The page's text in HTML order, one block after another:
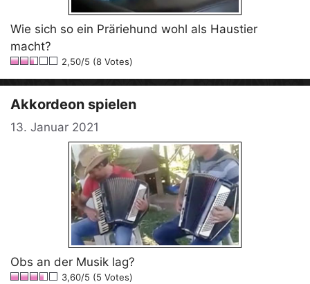
Wie sich so ein Präriehund wohl als Haustier
macht?
2,50/5 (8 Votes)
Akkordeon spielen
13. Januar 2021
Obs an der Musik lag?
3,60/5 (5 Votes)